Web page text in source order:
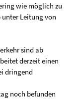
wie möglich zu
unter Leitung von
sind ab
derzeit einen
dringend
noch befunden